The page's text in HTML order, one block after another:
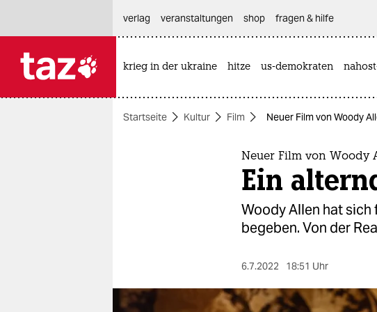
themen
verlag
veranstaltungen shop fragen & hilfe
krieg in der ukraine hitze us-demokraten
Startseite Kultur Film Neuer Film von Woody
Neuer Film von Woody
Ein
Woody Allen hat sich
begeben. Von der
6.7.2022 18:51 Uhr